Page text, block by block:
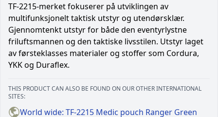
TF-2215-merket fokuserer på utviklingen av
multifunksjonelt taktisk utstyr og utendørsklær.
Gjennomtenkt utstyr for både den eventyrlystne
friluftsmannen og den taktiske livsstilen. Utstyr laget
av førsteklasses materialer og stoffer som Cordura,
YKK og Duraflex.
THIS PRODUCT CAN ALSO BE FOUND ON OUR OTHER INTERNATIONAL
SITES:
World wide: TF-2215 Medic pouch Ranger Green